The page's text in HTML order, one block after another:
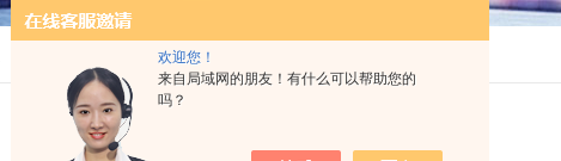
欢迎您！
来自局域网的朋友！有什么可以帮助您的
吗？